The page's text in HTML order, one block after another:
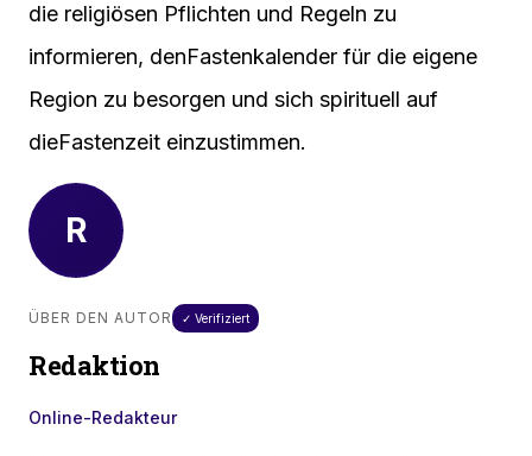
die religiösen Pflichten und Regeln zu
informieren, denFastenkalender für die eigene
Region zu besorgen und sich spirituell auf
dieFastenzeit einzustimmen.
R
ÜBER DEN AUTOR ✓ Verifiziert
Redaktion
Online-Redakteur